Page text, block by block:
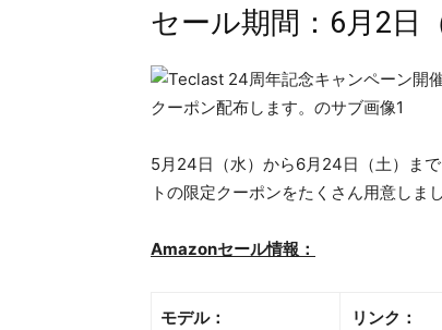
セール期間：6月2日
5月24日（水）から6月24日（土）ま
トの限定クーポンをたくさん用意しま
Amazonセール情報：
モデル： リンク：